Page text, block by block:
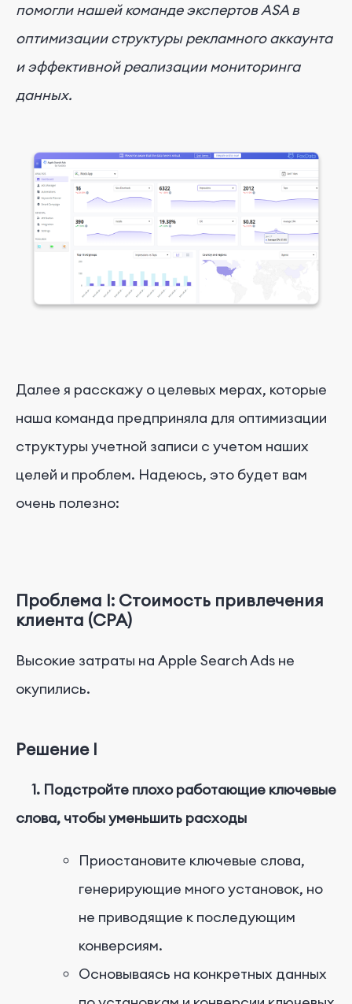
помогли нашей команде экспертов ASA в
оптимизации структуры рекламного аккаунта
и эффективной реализации мониторинга
данных.
Далее я расскажу о целевых мерах, которые
наша команда предприняла для оптимизации
структуры учетной записи с учетом наших
целей и проблем. Надеюсь, это будет вам
очень полезно:
Проблема I: Стоимость привлечения
клиента (CPA)
Высокие затраты на Apple Search Ads не
окупились.
Решение I
1. Подстройте плохо работающие ключевые
слова, чтобы уменьшить расходы
Приостановите ключевые слова,
генерирующие много установок, но
не приводящие к последующим
конверсиям.
Основываясь на конкретных данных